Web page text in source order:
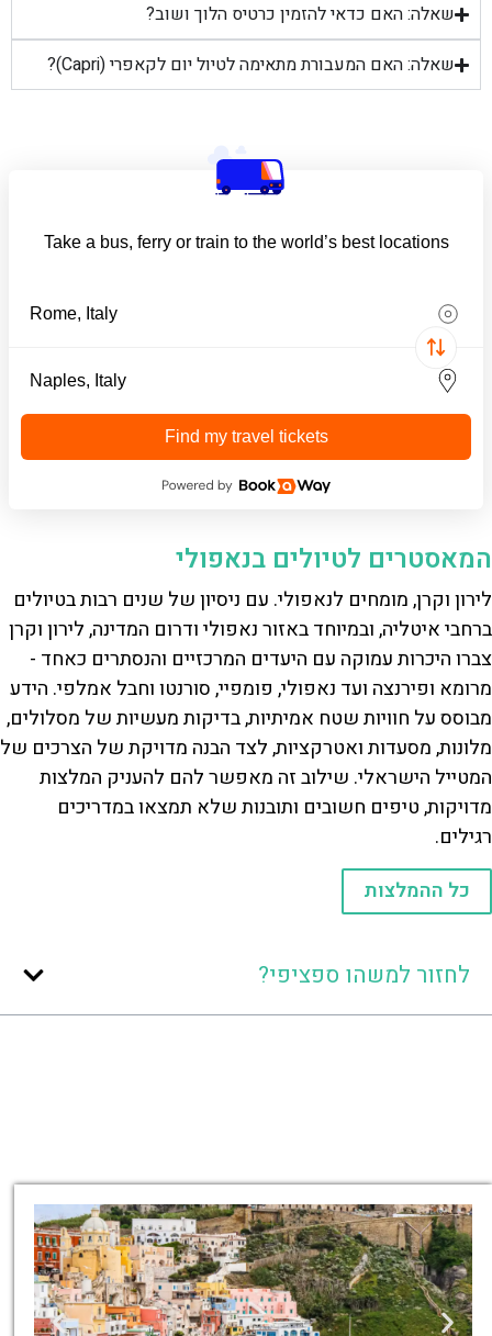
שאלה: האם כדאי להזמין כרטיס הלוך ושוב?
שאלה: האם המעבורת מתאימה לטיול יום לקאפרי (Capri)?
Take a bus, ferry or train to the world’s best locations
Find my travel tickets
המאסטרים לטיולים בנאפולי
לירון וקרן, מומחים לנאפולי. עם ניסיון של שנים רבות בטיולים
ברחבי איטליה, ובמיוחד באזור נאפולי ודרום המדינה, לירון וקרן
צברו היכרות עמוקה עם היעדים המרכזיים והנסתרים כאחד -
מרומא ופירנצה ועד נאפולי, פומפיי, סורנטו וחבל אמלפי. הידע
מבוסס על חוויות שטח אמיתיות, בדיקות מעשיות של מסלולים,
מלונות, מסעדות ואטרקציות, לצד הבנה מדויקת של הצרכים של
המטייל הישראלי. שילוב זה מאפשר להם להעניק המלצות
מדויקות, טיפים חשובים ותובנות שלא תמצאו במדריכים
רגילים.
כל ההמלצות
לחזור למשהו ספציפי?